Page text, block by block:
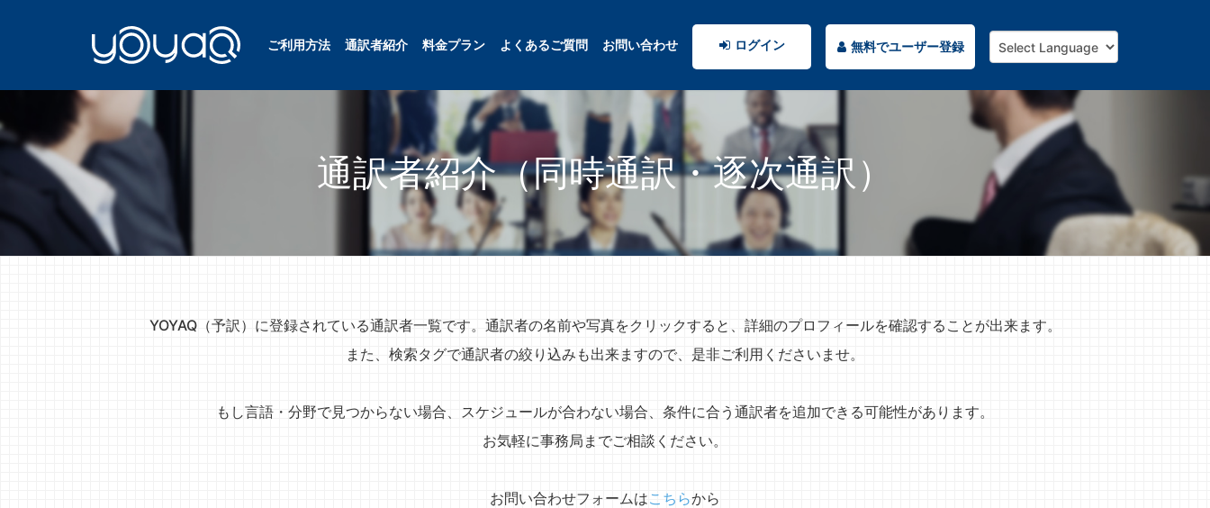
ご利用方法 通訳者紹介 料金プラン よくあるご質問 お問い合わせ ログイン 無料でユーザー登録
通訳者紹介（同時通訳・逐次通訳）
YOYAQ（予訳）に登録されている通訳者一覧です。通訳者の名前や写真をクリックすると、詳細のプロフィールを確認することが出来ます。
また、検索タグで通訳者の絞り込みも出来ますので、是非ご利用くださいませ。
もし言語・分野で見つからない場合、スケジュールが合わない場合、条件に合う通訳者を追加できる可能性があります。
お気軽に事務局までご相談ください。
お問い合わせフォームはこちらから